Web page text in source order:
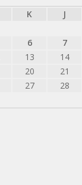
K J
6 7
13 14
20 21
27 28